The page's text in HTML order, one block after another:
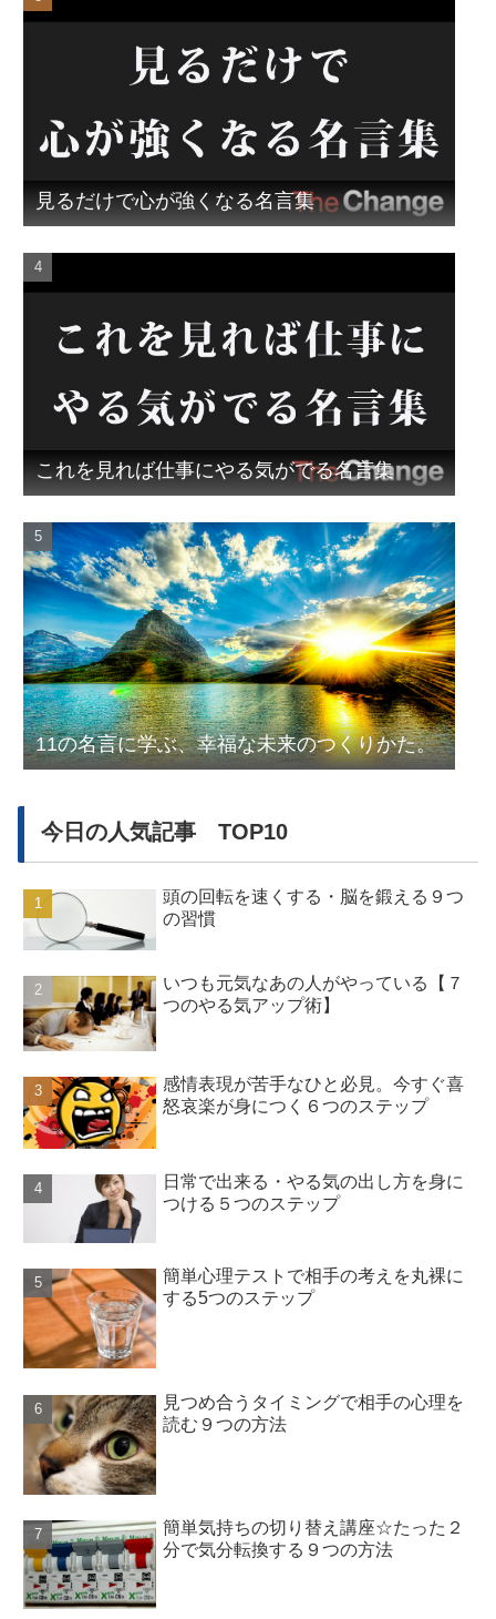
見るだけで心が強くなる名言集
これを見れば仕事にやる気がでる名言集
11の名言に学ぶ、幸福な未来のつくりかた。
今日の人気記事 TOP10
頭の回転を速くする・脳を鍛える９つ
の習慣
いつも元気なあの人がやっている【７
つのやる気アップ術】
感情表現が苦手なひと必見。今すぐ喜
怒哀楽が身につく６つのステップ
日常で出来る・やる気の出し方を身に
つける５つのステップ
簡単心理テストで相手の考えを丸裸に
する5つのステップ
見つめ合うタイミングで相手の心理を
読む９つの方法
簡単気持ちの切り替え講座☆たった２
分で気分転換する９つの方法